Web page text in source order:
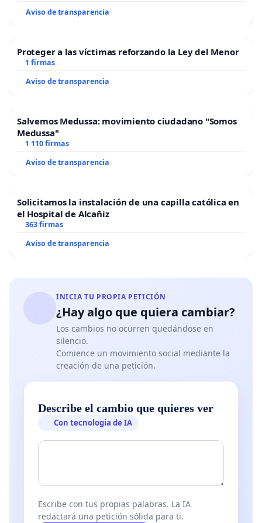
Aviso de transparencia
Proteger a las víctimas reforzando la Ley del Menor
1 firmas
Aviso de transparencia
Salvemos Medussa: movimiento ciudadano "Somos
Medussa"
1 110 firmas
Aviso de transparencia
Solicitamos la instalación de una capilla católica en
el Hospital de Alcañiz
363 firmas
Aviso de transparencia
INICIA TU PROPIA PETICIÓN
¿Hay algo que quiera cambiar?
Los cambios no ocurren quedándose en
silencio.
Comience un movimiento social mediante la
creación de una petición.
Describe el cambio que quieres ver
Con tecnología de IA
Escribe con tus propias palabras. La IA
redactará una petición sólida para ti.